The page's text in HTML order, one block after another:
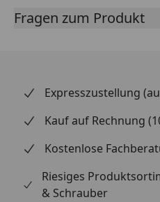
Fragen zum Produkt
Expresszustellung
Kauf auf Rechnung
Kostenlose
Riesiges
& Schrauber